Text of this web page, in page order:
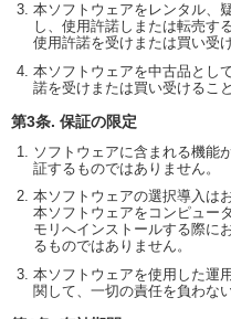
本ソフトウェアをレンタル、
し、使用許諾しまたは転売す
使用許諾を受けまたは買い受
本ソフトウェアを中古品とし
諾を受けまたは買い受けるこ
第3条. 保証の限定
ソフトウェアに含まれる機能
証するものではありません。
本ソフトウェアの選択導入は
本ソフトウェアをコンピュー
モリへインストールする際に
るものではありません。
本ソフトウェアを使用した運
関して、一切の責任を負わな